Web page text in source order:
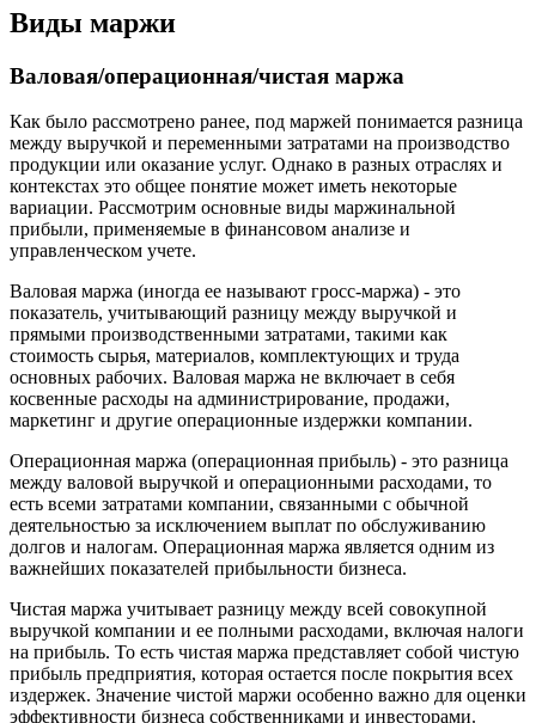
Виды маржи
Валовая/операционная/чистая маржа
Как было рассмотрено ранее, под маржей понимается разница
между выручкой и переменными затратами на производство
продукции или оказание услуг. Однако в разных отраслях и
контекстах это общее понятие может иметь некоторые
вариации. Рассмотрим основные виды маржинальной
прибыли, применяемые в финансовом анализе и
управленческом учете.
Валовая маржа (иногда ее называют гросс-маржа) - это
показатель, учитывающий разницу между выручкой и
прямыми производственными затратами, такими как
стоимость сырья, материалов, комплектующих и труда
основных рабочих. Валовая маржа не включает в себя
косвенные расходы на администрирование, продажи,
маркетинг и другие операционные издержки компании.
Операционная маржа (операционная прибыль) - это разница
между валовой выручкой и операционными расходами, то
есть всеми затратами компании, связанными с обычной
деятельностью за исключением выплат по обслуживанию
долгов и налогам. Операционная маржа является одним из
важнейших показателей прибыльности бизнеса.
Чистая маржа учитывает разницу между всей совокупной
выручкой компании и ее полными расходами, включая налоги
на прибыль. То есть чистая маржа представляет собой чистую
прибыль предприятия, которая остается после покрытия всех
издержек. Значение чистой маржи особенно важно для оценки
эффективности бизнеса собственниками и инвесторами.